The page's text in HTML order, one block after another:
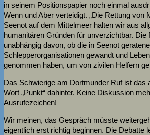
in seinem Positionspapier noch einmal
Wenn und Aber verteidigt. „Die Rettung von
Seenot auf dem Mittelmeer halten wir aus
humanitären Gründen für unverzichtbar. Die
unabhängig davon, ob die in Seenot
Schlepperorganisationen gewandt und
genommen haben, um von zivilen Helfern
Das Schwierige am Dortmunder Ruf ist das
Wort „Punkt“ dahinter. Keine Diskussion
Ausrufezeichen!
Wir meinen, das Gespräch müsste
eigentlich erst richtig beginnen. Die Debatte